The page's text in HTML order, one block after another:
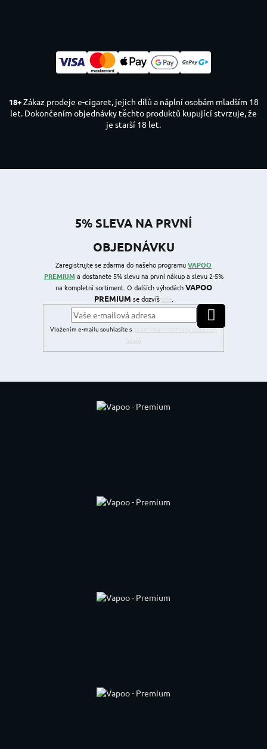
18+Zákaz prodeje e-cigaret, jejich dílů a náplní osobám mladším 18
let. Dokončením objednávky těchto produktů kupující stvrzuje, že
je starší 18 let.
5% SLEVA NA PRVNÍ
OBJEDNÁVKU
Zaregistrujte se zdarma do našeho programuVAPOO
PREMIUM a dostanete 5% slevu na první nákup a slevu 2-5%
na kompletní sortiment. O dalších výhodáchVAPOO
PREMIUM se dozvíš
Vložením e-mailu souhlasíte s
podmínkami ochrany osobních